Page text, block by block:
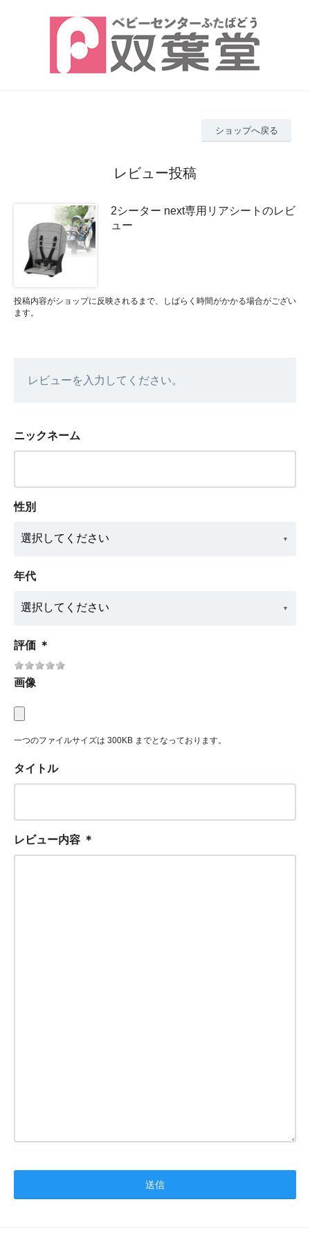
ショップへ戻る
レビュー投稿
2シーター next専用リアシートのレビ
ュー
投稿内容がショップに反映されるまで、しばらく時間がかかる場合がござい
ます。
レビューを入力してください。
ニックネーム
性別
年代
評価 ＊
画像
一つのファイルサイズは 300KB までとなっております。
タイトル
レビュー内容 ＊